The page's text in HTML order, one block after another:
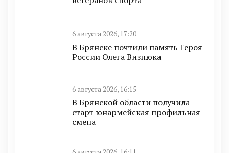
6 августа 2026, 17:20
В Брянске почтили память Героя
России Олега Визнюка
6 августа 2026, 16:15
В Брянской области получила
старт юнармейская профильная
смена